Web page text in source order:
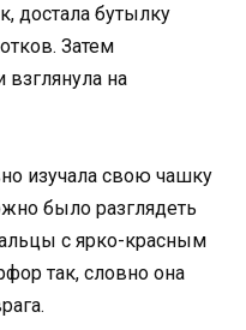
достала бутылку
Затем
взглянула на
изучала свою чашку
было разглядеть
с ярко-красным
так, словно она